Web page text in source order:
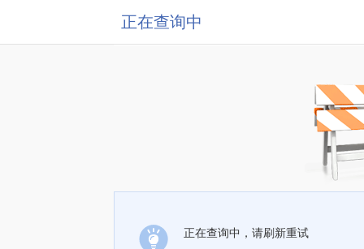
正在查询中
正在查询中，请刷新重试